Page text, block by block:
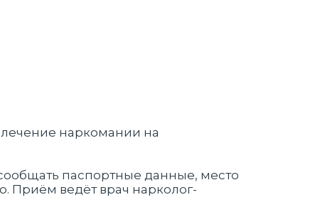
паспортные данные, место
Приём ведёт врач нарколог-